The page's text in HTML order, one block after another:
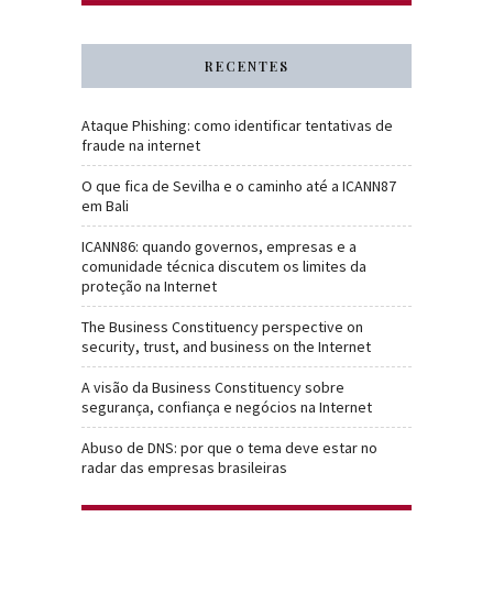
RECENTES
Ataque Phishing: como identificar tentativas de
fraude na internet
O que fica de Sevilha e o caminho até a ICANN87
em Bali
ICANN86: quando governos, empresas e a
comunidade técnica discutem os limites da
proteção na Internet
The Business Constituency perspective on
security, trust, and business on the Internet
A visão da Business Constituency sobre
segurança, confiança e negócios na Internet
Abuso de DNS: por que o tema deve estar no
radar das empresas brasileiras